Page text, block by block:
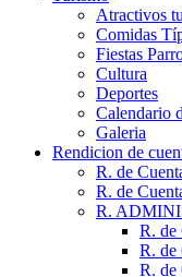
Atractivos
Comidas
Fiestas
Cultura
Deportes
Calendario
Galeria
Rendicion de
R. de
R. de
R.
R. de
R. de
R. de